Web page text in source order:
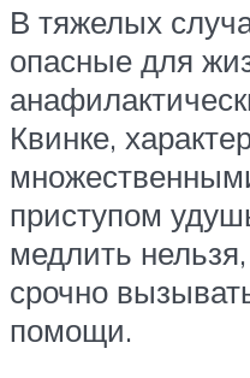
В тяжелых
опасные для
Квинке,
приступом
медлить
срочно
помощи.